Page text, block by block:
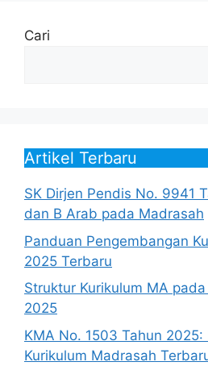
Cari
Artikel Terbaru
SK Dirjen Pendis No. 9941
dan B Arab pada Madrasah
Panduan Pengembangan
2025 Terbaru
Struktur Kurikulum MA
2025
KMA No. 1503 Tahun 2025:
Kurikulum Madrasah